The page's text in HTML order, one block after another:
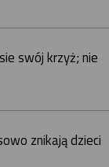
swój krzyż; nie
znikają dzieci